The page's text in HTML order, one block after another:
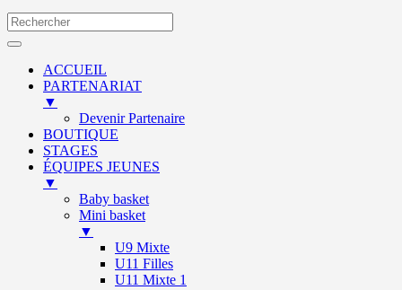
ACCUEIL
PARTENARIAT
▼
Devenir Partenaire
BOUTIQUE
STAGES
ÉQUIPES JEUNES
▼
Baby basket
Mini basket
▼
U9 Mixte
U11 Filles
U11 Mixte 1